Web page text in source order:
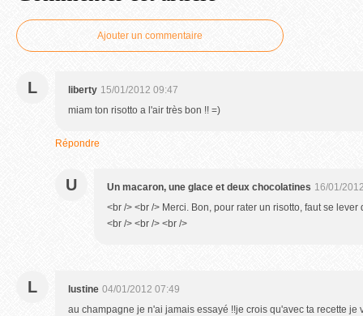
Ajouter un commentaire
L liberty 15/01/2012 09:47
miam ton risotto a l'air très bon !! =)
Répondre
U Un macaron, une glace et deux chocolatines 16/01/
<br /> <br /> Merci. Bon, pour rater un risotto, faut se
<br /> <br /> <br />
L lustine 04/01/2012 07:49
au champagne je n'ai jamais essayé !!je crois qu'avec ta recette je